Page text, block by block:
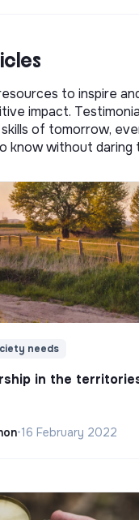
to inspire
impact.
of tomorrow,
know without daring
needs
in the
•16 February 2022